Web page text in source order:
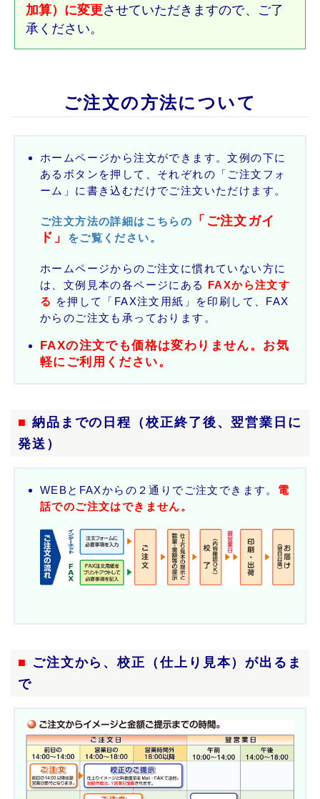
加算）に変更させていただきますので、ご了
承ください。
ご注文の方法について
ホームページから注文ができます。文例の下に
あるボタンを押して、それぞれの「ご注文フォ
ーム」に書き込むだけでご注文いただけます。
ご注文方法の詳細はこちらの
「ご注文ガイ
ド」
をご覧ください。
ホームページからのご注文に慣れていない方に
は、文例見本の各ページにある FAXから注文す
る を押して「FAX注文用紙」を印刷して、FAX
からのご注文も承っております。
FAXの注文でも価格は変わりません。お気
軽にご利用ください。
■ 納品までの日程（校正終了後、翌営業日に
発送）
WEBとFAXからの２通りでご注文できます。 電
話でのご注文はできません。
■ ご注文から、校正（仕上り見本）が出るま
で